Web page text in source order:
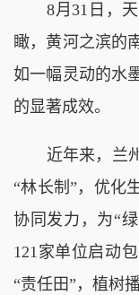
8月31日，天
瞰，黄河之滨的
如一幅灵动的水
的显著成效。
近年来，兰州
“林长制”，优化
协同发力，为“
121家单位启动
“责任田”，植树播